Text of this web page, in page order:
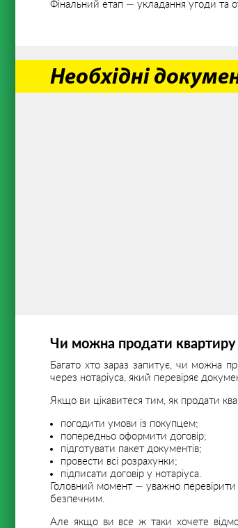
Фінальний етап — укладання угоди та
Необхідні
Чи можна продати квартиру
Багато хто зараз запитує, чи можна
через нотаріуса, який перевіряє
Якщо ви цікавитеся тим, як продати
погодити умови із покупцем;
попередньо оформити договір;
підготувати пакет документів;
провести всі розрахунки;
підписати договір у нотаріуса.
Головний момент — уважно
безпечним.
Але якщо ви все ж таки хочете